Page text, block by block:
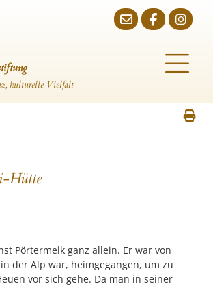
kulturelle Vielfalt
Hütte
Pörtermelk ganz allein. Er war von
der Alp war, heimgegangen, um zu
vor sich gehe. Da man in seiner